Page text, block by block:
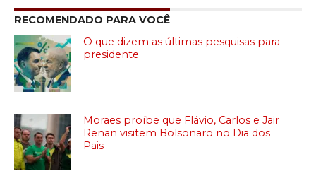
RECOMENDADO PARA VOCÊ
O que dizem as últimas pesquisas para
presidente
Moraes proíbe que Flávio, Carlos e Jair
Renan visitem Bolsonaro no Dia dos
Pais